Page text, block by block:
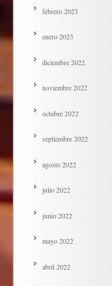
febrero 2023
enero 2023
diciembre 2022
noviembre 2022
octubre 2022
septiembre 2022
agosto 2022
julio 2022
junio 2022
mayo 2022
abril 2022